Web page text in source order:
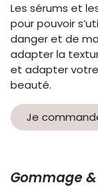
Les sérums et
pour pouvoir
danger et de
adapter la
et adapter
beauté.
Je
Gommage